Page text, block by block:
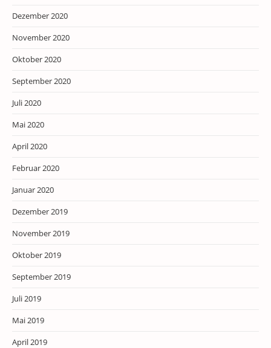
Dezember 2020
November 2020
Oktober 2020
September 2020
Juli 2020
Mai 2020
April 2020
Februar 2020
Januar 2020
Dezember 2019
November 2019
Oktober 2019
September 2019
Juli 2019
Mai 2019
April 2019